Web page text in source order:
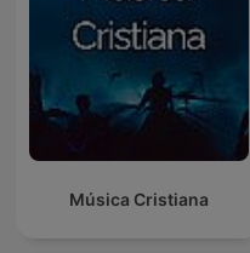
Música Cristiana